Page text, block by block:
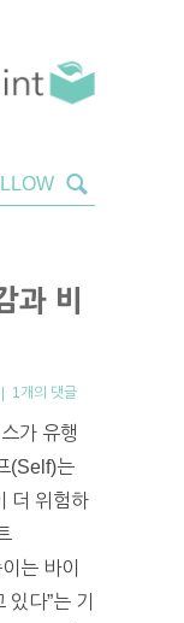
과 비
| 1개의 댓글
가 유행
(Self)는
더 위험하
는 바이
다”는 기